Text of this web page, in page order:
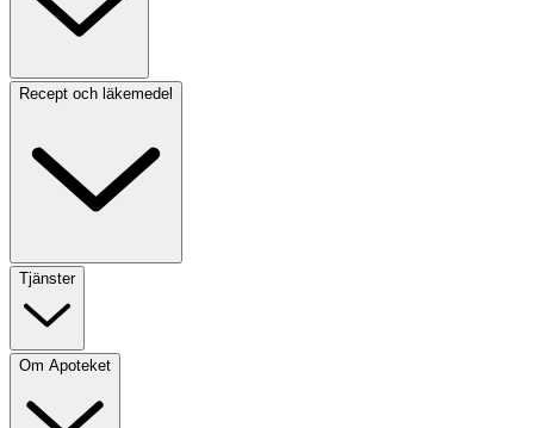
Recept och läkemedel
Tjänster
Om Apoteket